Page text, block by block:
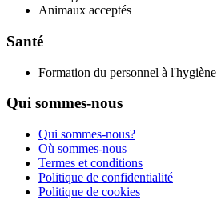
Animaux acceptés
Santé
Formation du personnel à l'hygiène
Qui sommes-nous
Qui sommes-nous?
Où sommes-nous
Termes et conditions
Politique de confidentialité
Politique de cookies